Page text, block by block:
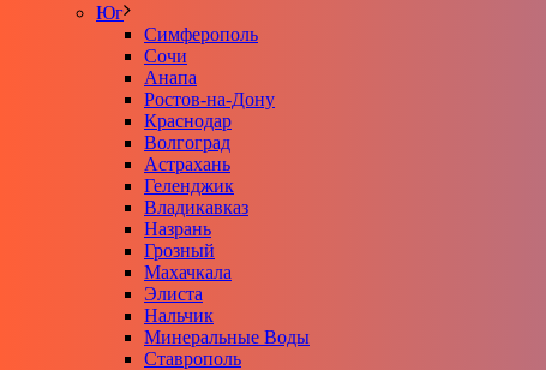
Юг
Симферополь
Сочи
Анапа
Ростов-на-Дону
Краснодар
Волгоград
Астрахань
Геленджик
Владикавказ
Назрань
Грозный
Махачкала
Элиста
Нальчик
Минеральные Воды
Ставрополь